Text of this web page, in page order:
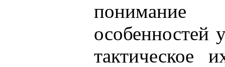
особенностей
тактическое